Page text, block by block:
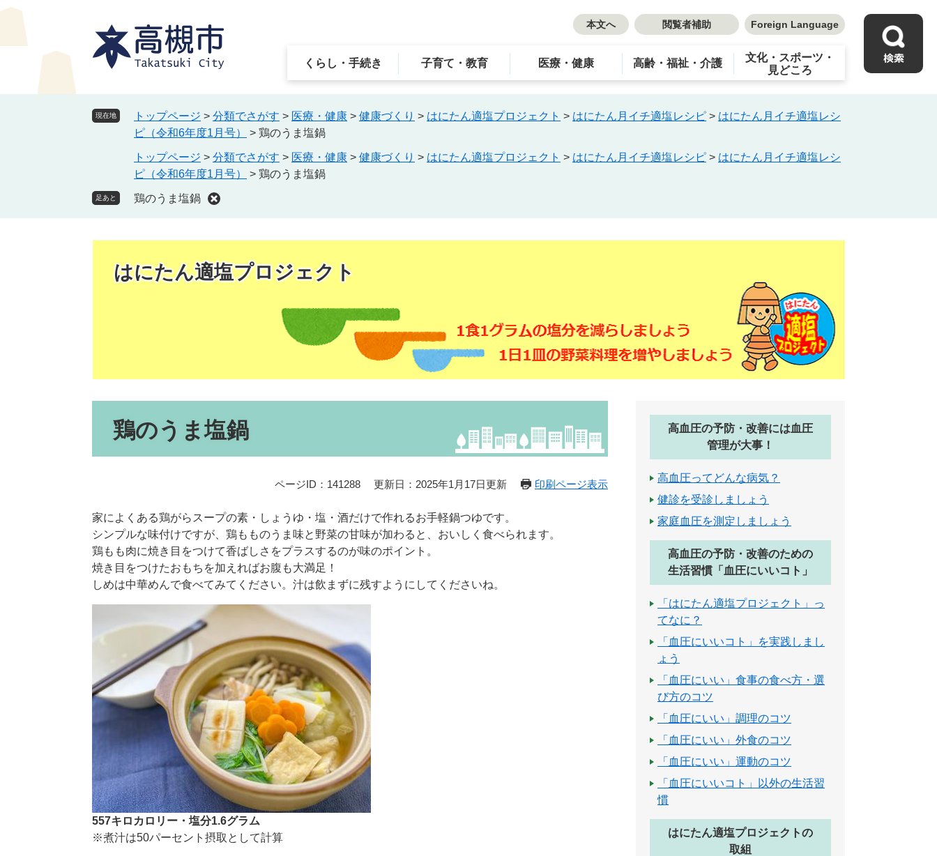
ペ
メ
本文へ 閲覧者補助 Foreign Language
くらし・手続き 子育て・教育 医療・健康 高齢・福祉・介護
文化・スポーツ・
見どころ
現在地 トップページ > 分類でさがす > 医療・健康 > 健康づくり > はにたん適塩プロジェクト > はにたん月イチ適塩レシピ > はにたん月イチ適塩レシ
ピ（令和6年度1月号）
> 鶏のうま塩鍋
トップページ > 分類でさがす > 医療・健康 > 健康づくり > はにたん適塩プロジェクト > はにたん月イチ適塩レシピ > はにたん月イチ適塩レシ
ピ（令和6年度1月号）
> 鶏のうま塩鍋
足あと 鶏のうま塩鍋
はにたん適塩プロジェクト
鶏のうま塩鍋
ページID：141288 更新日：2025年1月17日更新 印刷ページ表示
家によくある鶏がらスープの素・しょうゆ・塩・酒だけで作れるお手軽鍋つゆです。
シンプルな味付けですが、鶏もものうま味と野菜の甘味が加わると、おいしく食べられます。
鶏もも肉に焼き目をつけて香ばしさをプラスするのが味のポイント。
焼き目をつけたおもちを加えればお腹も大満足！
しめは中華めんで食べてみてください。汁は飲まずに残すようにしてくださいね。
557キロカロリー・塩分1.6グラム
※煮汁は50パーセント摂取として計算​
高血圧の予防・改善には血圧
管理が大事！
高血圧ってどんな病気？
健診を受診しましょう
家庭血圧を測定しましょう
高血圧の予防・改善のための
生活習慣「血圧にいいコト」
「はにたん適塩プロジェクト」っ
てなに？
「血圧にいいコト」を実践しまし
ょう
「血圧にいい」食事の食べ方・選
び方のコツ
「血圧にいい」調理のコツ
「血圧にいい」外食のコツ
「血圧にいい」運動のコツ
「血圧にいいコト」以外の生活習
慣
はにたん適塩プロジェクトの
取組